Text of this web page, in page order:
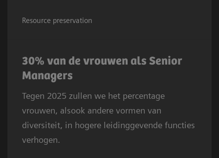
Resource preservation
30% van de vrouwen als Senior
Managers
Tegen 2025 zullen we het percentage
vrouwen, alsook andere vormen van
diversiteit, in hogere leidinggevende functies
verhogen.